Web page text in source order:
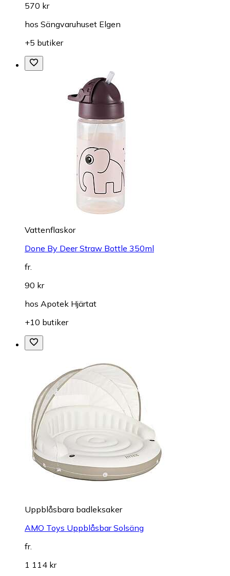
570 kr
hos Sängvaruhuset Elgen
+5 butiker
Vattenflaskor
Done By Deer Straw Bottle 350ml
fr.
90 kr
hos Apotek Hjärtat
+10 butiker
Uppblåsbara badleksaker
AMO Toys Uppblåsbar Solsäng
fr.
1 114 kr